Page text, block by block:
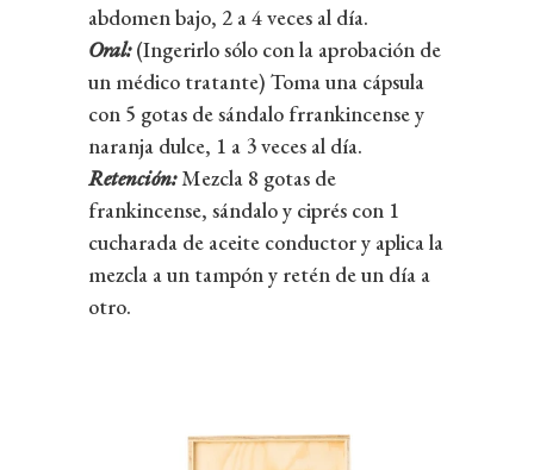
abdomen bajo, 2 a 4 veces al día.
Oral:(Ingerirlo sólo con la aprobación de
un médico tratante) Toma una cápsula
con 5 gotas de sándalo frrankincense y
naranja dulce, 1 a 3 veces al día.
Retención:Mezcla 8 gotas de
frankincense, sándalo y ciprés con 1
cucharada de aceite conductor y aplica la
mezcla a un tampón y retén de un día a
otro.